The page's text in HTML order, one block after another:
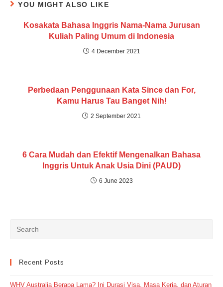
YOU MIGHT ALSO LIKE
Kosakata Bahasa Inggris Nama-Nama Jurusan
Kuliah Paling Umum di Indonesia
4 December 2021
Perbedaan Penggunaan Kata Since dan For,
Kamu Harus Tau Banget Nih!
2 September 2021
6 Cara Mudah dan Efektif Mengenalkan Bahasa
Inggris Untuk Anak Usia Dini (PAUD)
6 June 2023
Recent Posts
WHV Australia Berapa Lama? Ini Durasi Visa, Masa Kerja, dan Aturan